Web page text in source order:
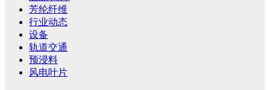
芳纶纤维
行业动态
设备
轨道交通
预浸料
风电叶片